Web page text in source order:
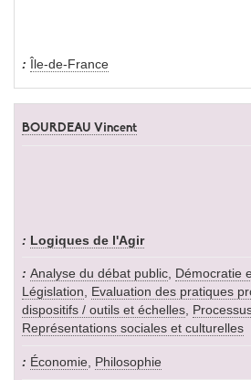
Île-de-France
BOURDEAU Vincent
Logiques de l'Agir
Analyse du débat public Démocratie
Législation
Evaluation des pratiques
dispositifs / outils et échelles
Représentations sociales et culturelles
Économie Philosophie